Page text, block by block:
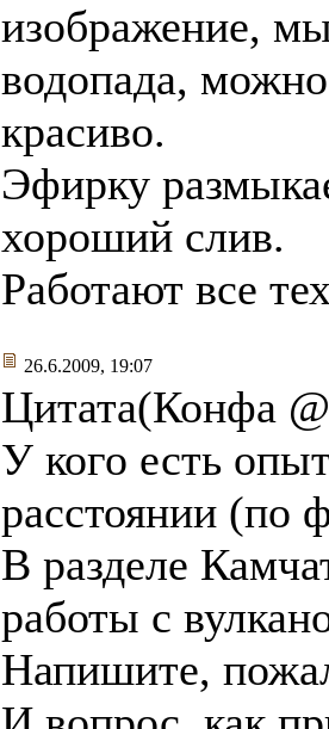
изображение,
водопада,
красиво.
Эфирку
хороший слив.
Работают все
26.6.2009, 19:07
Цитата(Конфа
У кого есть
расстоянии (по
В разделе
работы с
Напишите,